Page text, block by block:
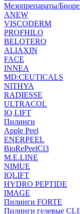
Мезопрепараты/
ANEW
VISCODERM
PROFHILO
BELOTERO
ALIAXIN
FACE
INNEA
MD:CEUTICALS
NITHYA
RADIESSE
ULTRACOL
IQ LIFT
Пилинги
Apple Peel
ENERPEEL
BioRePeelCl3
M.E.LINE
NIMUE
IQLIFT
HYDRO PEPTIDE
IMAGE
Пилинги FORTE
Пилинги гелевые